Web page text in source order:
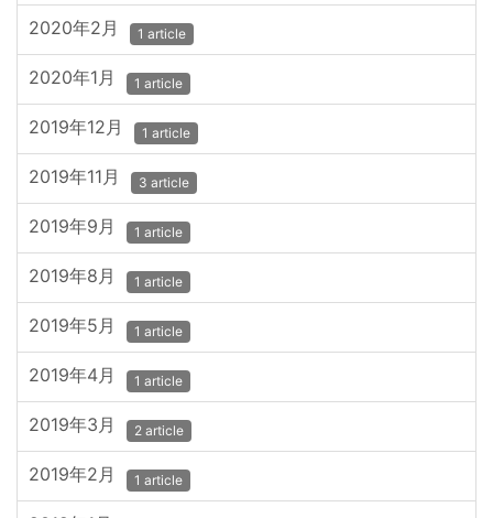
2020年2月 1 article
2020年1月 1 article
2019年12月 1 article
2019年11月 3 article
2019年9月 1 article
2019年8月 1 article
2019年5月 1 article
2019年4月 1 article
2019年3月 2 article
2019年2月 1 article